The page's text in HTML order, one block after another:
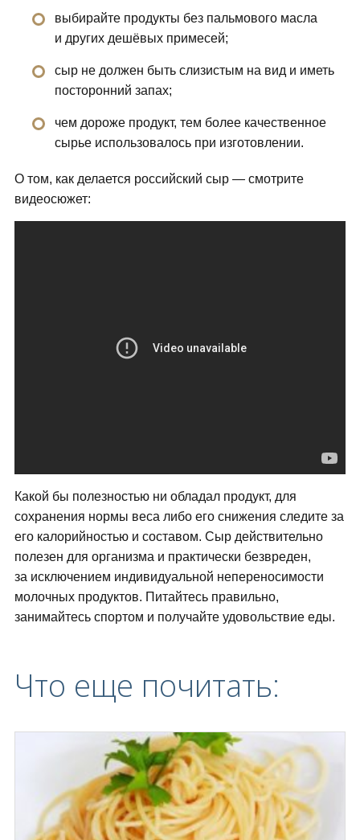
выбирайте продукты без пальмового масла
и других дешёвых примесей;
сыр не должен быть слизистым на вид и иметь
посторонний запах;
чем дороже продукт, тем более качественное
сырье использовалось при изготовлении.
О том, как делается российский сыр — смотрите
видеосюжет:
Какой бы полезностью ни обладал продукт, для
сохранения нормы веса либо его снижения следите за
его калорийностью и составом. Сыр действительно
полезен для организма и практически безвреден,
за исключением индивидуальной непереносимости
молочных продуктов. Питайтесь правильно,
занимайтесь спортом и получайте удовольствие еды.
Что еще почитать: